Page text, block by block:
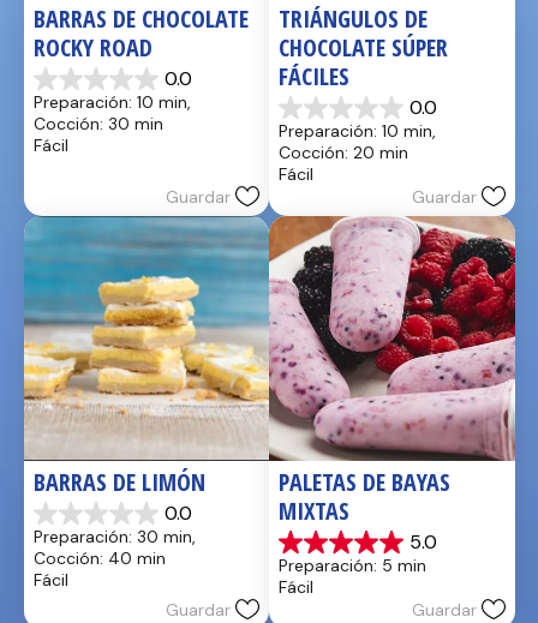
BARRAS DE CHOCOLATE
ROCKY ROAD
0.0
0.0
de
5
estrellas.
Preparación: 10 min,
Cocción: 30 min
Fácil
Guardar
TRIÁNGULOS DE
CHOCOLATE SÚPER
FÁCILES
0.0
0.0
de
5
estrellas.
Preparación: 10 min,
Cocción: 20 min
Fácil
Guardar
BARRAS DE LIMÓN
0.0
0.0
de
5
estrellas.
Preparación: 30 min,
Cocción: 40 min
Fácil
Guardar
PALETAS DE BAYAS
MIXTAS
5.0
5.0
de
5
Preparación: 5 min
Fácil
Guardar